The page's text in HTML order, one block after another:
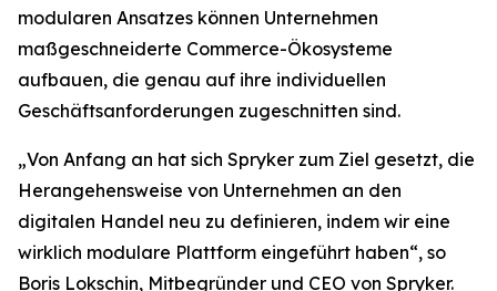
modularen Ansatzes können Unternehmen
maßgeschneiderte Commerce-Ökosysteme
aufbauen, die genau auf ihre individuellen
Geschäftsanforderungen zugeschnitten sind.
„Von Anfang an hat sich Spryker zum Ziel gesetzt, die
Herangehensweise von Unternehmen an den
digitalen Handel neu zu definieren, indem wir eine
wirklich modulare Plattform eingeführt haben“, so
Boris Lokschin, Mitbegründer und CEO von Spryker.